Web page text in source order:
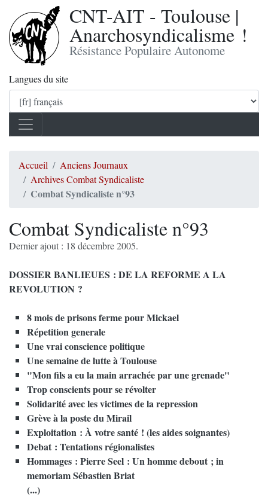
CNT-AIT - Toulouse |
Anarchosyndicalisme !
Résistance Populaire Autonome
Langues du site
Accueil
Anciens Journaux
Archives Combat Syndicaliste
Combat Syndicaliste n°93
Combat Syndicaliste n°93
Dernier ajout : 18 décembre 2005.
DOSSIER BANLIEUES : DE LA REFORME A LA
REVOLUTION ?
8 mois de prisons ferme pour Mickael
Répetition generale
Une vrai conscience politique
Une semaine de lutte à Toulouse
"Mon fils a eu la main arrachée par une grenade"
Trop conscients pour se révolter
Solidarité avec les victimes de la repression
Grève à la poste du Mirail
Exploitation : À votre santé ! (les aides soignantes)
Debat : Tentations régionalistes
Hommages : Pierre Seel : Un homme debout ; in
memoriam Sébastien Briat
(...)